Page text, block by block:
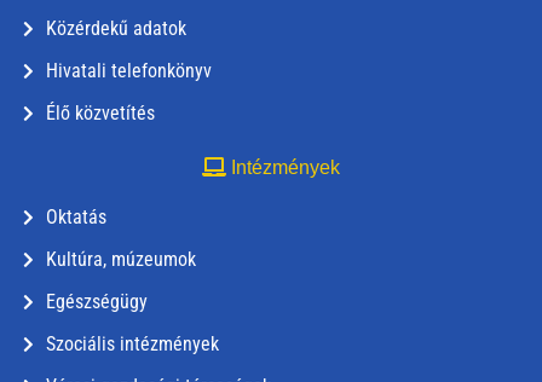
Közérdekű adatok
Hivatali telefonkönyv
Élő közvetítés
Intézmények
Oktatás
Kultúra, múzeumok
Egészségügy
Szociális intézmények